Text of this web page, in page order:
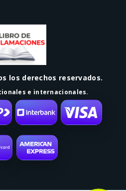
los derechos reservados.
e internacionales.